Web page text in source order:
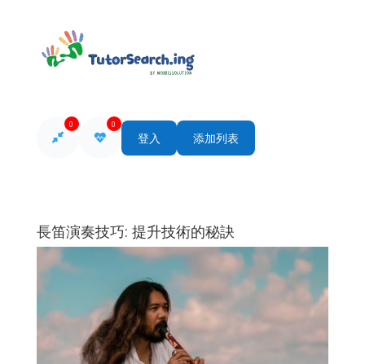
0 0
登入 添加列表
長笛演奏技巧: 提升技術的秘訣